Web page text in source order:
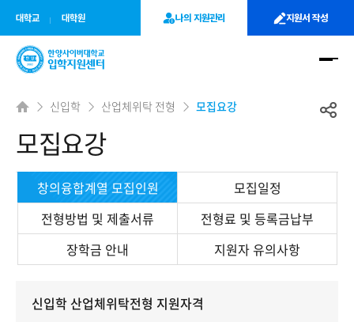
주메뉴 바로가기
본문 바로가기
사이트정보 바로가기
대학교 대학원 나의 지원관리 지원서 작성
모집요강
신입학 산업체위탁 전형 모집요강
창의융합계열 모집인원
모집일정
전형방법 및 제출서류
전형료 및 등록금납부
장학금 안내
지원자 유의사항
신입학 산업체위탁전형 지원자격